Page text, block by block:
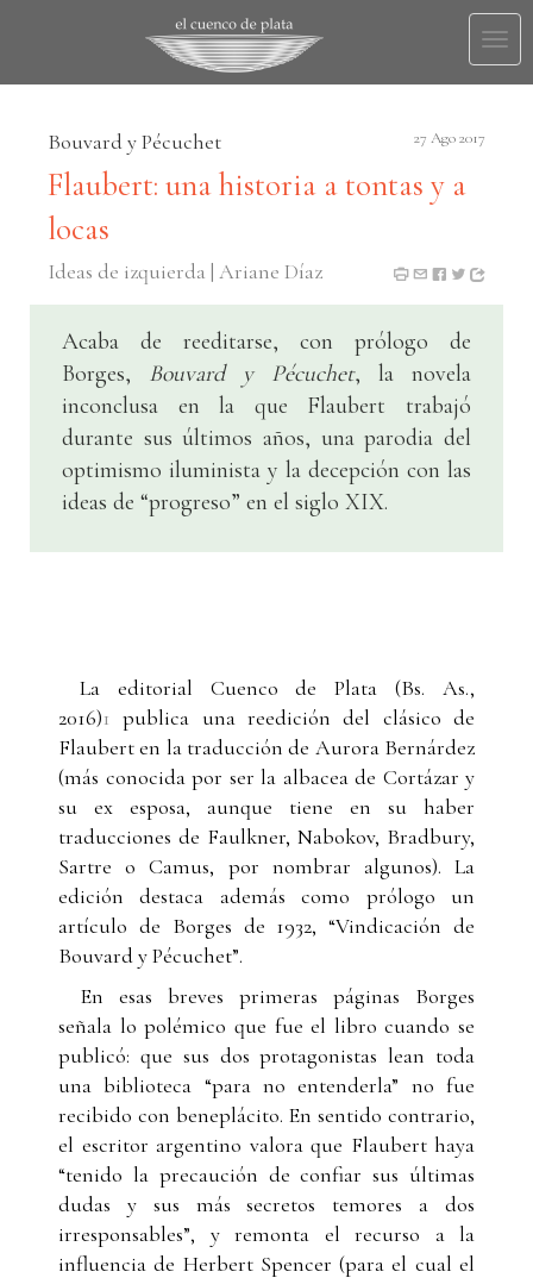
Bouvard y Pécuchet 27 Ago 2017
Flaubert: una historia a tontas y a
locas
Ideas de izquierda | Ariane Díaz
Acaba de reeditarse, con prólogo de
Borges, Bouvard y Pécuchet, la novela
inconclusa en la que Flaubert trabajó
durante sus últimos años, una parodia del
optimismo iluminista y la decepción con las
ideas de “progreso” en el siglo XIX.
La editorial Cuenco de Plata (Bs. As.,
2016)1publica una reedición del clásico de
Flaubert en la traducción de Aurora Bernárdez
(más conocida por ser la albacea de Cortázar y
su ex esposa, aunque tiene en su haber
traducciones de Faulkner, Nabokov, Bradbury,
Sartre o Camus, por nombrar algunos). La
edición destaca además como prólogo un
artículo de Borges de 1932, “Vindicación de
Bouvard y Pécuchet”.
En esas breves primeras páginas Borges
señala lo polémico que fue el libro cuando se
publicó: que sus dos protagonistas lean toda
una biblioteca “para no entenderla” no fue
recibido con beneplácito. En sentido contrario,
el escritor argentino valora que Flaubert haya
“tenido la precaución de confiar sus últimas
dudas y sus más secretos temores a dos
irresponsables”, y remonta el recurso a la
influencia de Herbert Spencer (para el cual el